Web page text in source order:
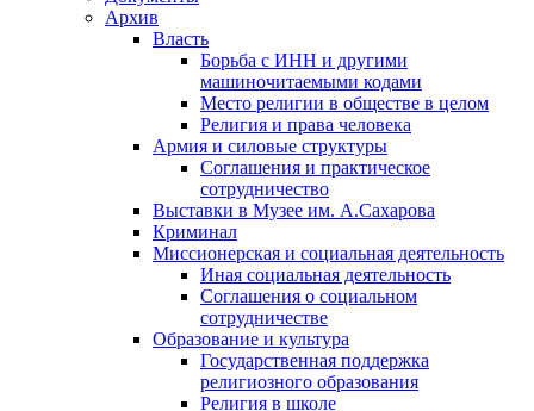
Архив
Власть
Борьба с ИНН и другими
машиночитаемыми кодами
Место религии в обществе в целом
Религия и права человека
Армия и силовые структуры
Соглашения и практическое
сотрудничество
Выставки в Музее им. А.Сахарова
Криминал
Миссионерская и социальная деятельность
Иная социальная деятельность
Соглашения о социальном
сотрудничестве
Образование и культура
Государственная поддержка
религиозного образования
Религия в школе